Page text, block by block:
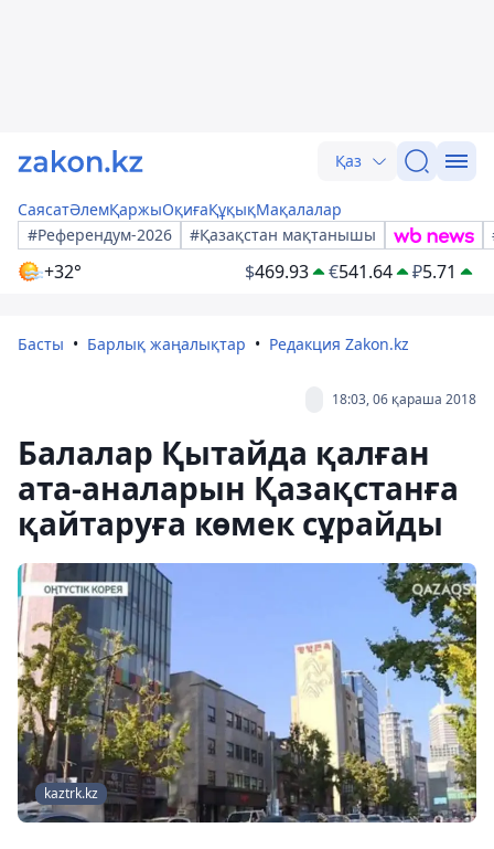
Қаз
СаясатӘлемҚаржыОқиғаҚұқықМақалалар
#Референдум-2026
#Қазақстан мақтанышы
+32° $469.93 €541.64 ₽5.71
Басты Барлық жаңалықтар Редакция Zakon.kz
18:03, 06 қараша 2018
Балалар Қытайда қалған
ата-аналарын Қазақстанға
қайтаруға көмек сұрайды
kaztrk.kz